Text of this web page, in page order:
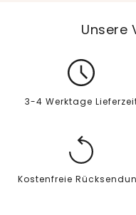
Unsere
3-4 Werktage
Kostenfreie